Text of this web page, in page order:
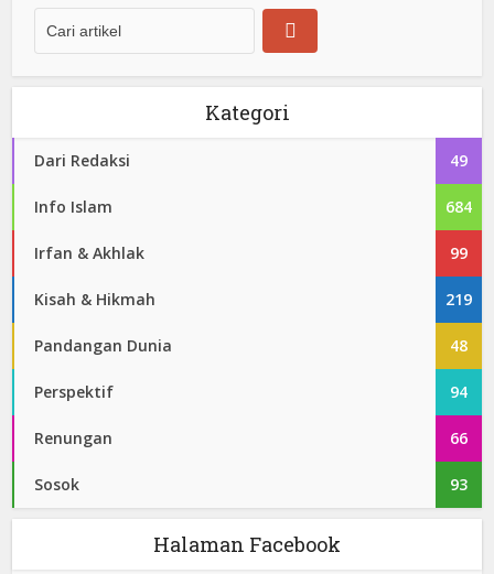
Kategori
Dari Redaksi 49
Info Islam 684
Irfan & Akhlak 99
Kisah & Hikmah 219
Pandangan Dunia 48
Perspektif 94
Renungan 66
Sosok 93
Halaman Facebook